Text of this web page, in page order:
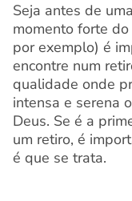
Seja antes de
momento forte
por exemplo) é
encontre num
qualidade onde
intensa e serena
Deus. Se é a
um retiro, é
é que se trata.